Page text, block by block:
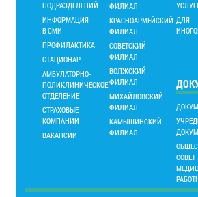
ПОДРАЗДЕЛЕНИЙ
ИНФОРМАЦИЯ
В СМИ
ПРОФИЛАКТИКА
СТАЦИОНАР
АМБУЛАТОРНО-
ПОЛИКЛИНИЧЕСКОЕ
ОТДЕЛЕНИЕ
СТРАХОВЫЕ
КОМПАНИИ
ВАКАНСИИ
ФИЛИАЛ
КРАСНОАРМЕЙСКИЙ
ФИЛИАЛ
СОВЕТСКИЙ
ФИЛИАЛ
ВОЛЖСКИЙ
ФИЛИАЛ
МИХАЙЛОВСКИЙ
ФИЛИАЛ
КАМЫШИНСКИЙ
ФИЛИАЛ
ДЛЯ
СОВЕТ